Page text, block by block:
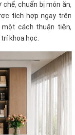
chuẩn bị món ăn,
tích hợp ngay trên
cách thuận tiện,
khoa học.